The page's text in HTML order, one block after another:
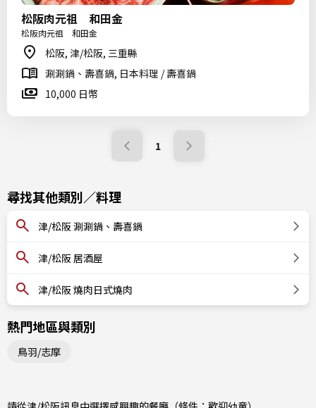
松阪肉元祖 和田金
松阪肉元祖 和田金
松阪, 津/松阪, 三重縣
涮涮鍋、壽喜鍋, 日本料理 / 壽喜鍋
10,000 日幣
1
尋找其他類別／料理
津/松阪 涮涮鍋、壽喜鍋
津/松阪 居酒屋
津/松阪 燒肉日式燒肉
熱門地區與類別
鳥羽/志摩